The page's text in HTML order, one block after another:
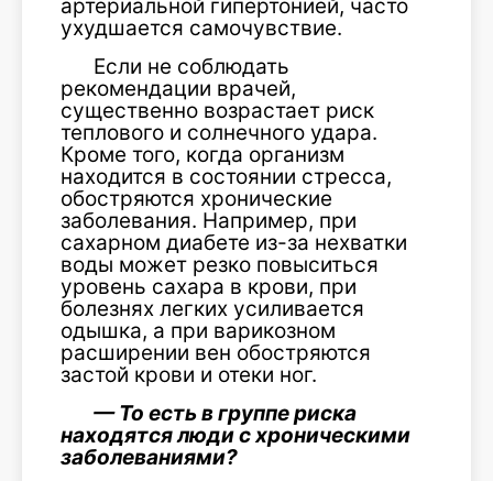
артериальной гипертонией, часто
ухудшается самочувствие.
Если не соблюдать
рекомендации врачей,
существенно возрастает риск
теплового и солнечного удара.
Кроме того, когда организм
находится в состоянии стресса,
обостряются хронические
заболевания. Например, при
сахарном диабете из-за нехватки
воды может резко повыситься
уровень сахара в крови, при
болезнях легких усиливается
одышка, а при варикозном
расширении вен обостряются
застой крови и отеки ног.
— То есть в группе риска
находятся люди с хроническими
заболеваниями?